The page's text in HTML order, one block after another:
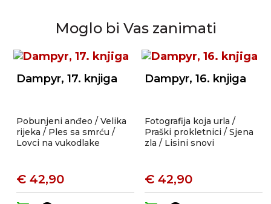
Moglo bi Vas zanimati
Dampyr, 17. knjiga
Pobunjeni anđeo / Velika
rijeka / Ples sa smrću /
Lovci na vukodlake
€ 42,90
Dampyr, 16. knjiga
Fotografija koja urla /
Praški prokletnici / Sjena
zla / Lisini snovi
€ 42,90